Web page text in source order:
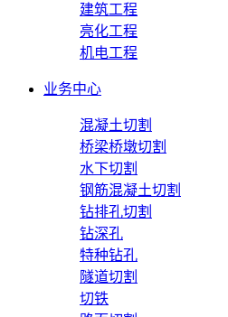
建筑工程
亮化工程
机电工程
业务中心
混凝土切割
桥梁桥墩切割
水下切割
钢筋混凝土切割
钻排孔切割
钻深孔
特种钻孔
隧道切割
切铁